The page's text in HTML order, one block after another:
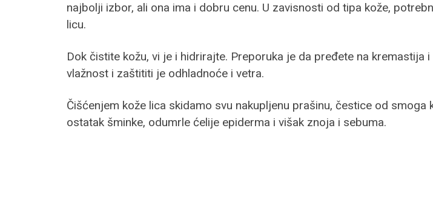
najbolji izbor, ali ona ima i dobru cenu. U zavisnosti od tipa kože,
licu.
Dok čistite kožu, vi je i hidrirajte. Preporuka je da pređete na
vlažnost i zaštititi je odhladnoće i vetra.
Čišćenjem kože lica skidamo svu nakupljenu prašinu, čestice od
ostatak šminke, odumrle ćelije epiderma i višak znoja i sebuma.